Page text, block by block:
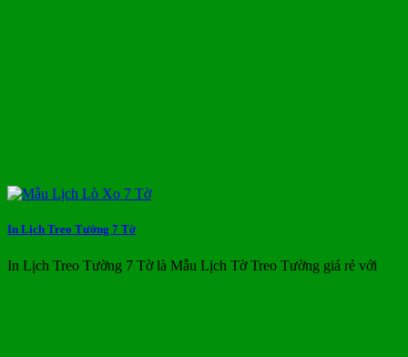
In Lịch Treo Tường 7 Tờ
In Lịch Treo Tường 7 Tờ là Mẫu Lịch Tờ Treo Tường giá rẻ với